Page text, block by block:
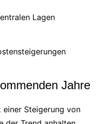
Lagen
Jahre
Steigerung von